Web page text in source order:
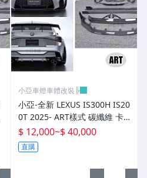
小亞車燈車體改裝╠
小亞-全新 LEXUS IS300H IS20
0T 2025- ART樣式 碳纖維 卡
夢 前下巴 側裙 後下巴 尾翼
$ 12,000~$ 40,000
直購